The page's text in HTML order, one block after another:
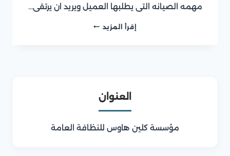
مهمه الصيانه التى يطلبها العميل ويريد ان يرتقى…
إقرأ المزيد شركة
العنوان
مؤسسة كلين هاوس للنظافة العامة